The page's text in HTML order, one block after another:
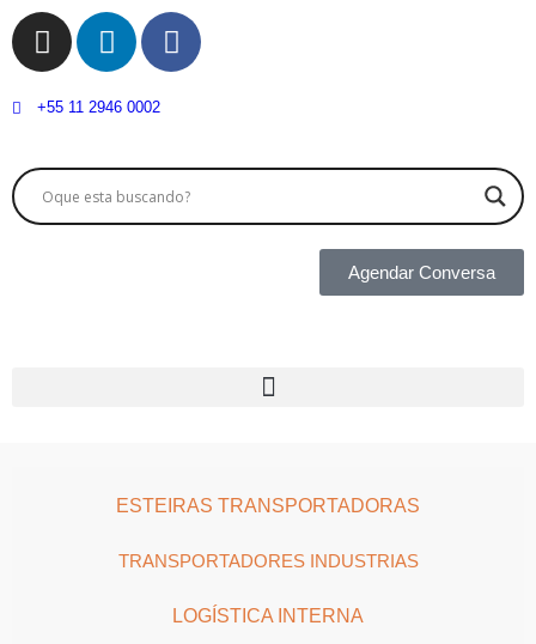
+55 11 2946 0002
Agendar Conversa
ESTEIRAS TRANSPORTADORAS
TRANSPORTADORES INDUSTRIAS
LOGÍSTICA INTERNA